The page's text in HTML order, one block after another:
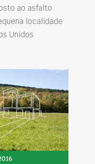
ao asfalto
localidade
Unidos